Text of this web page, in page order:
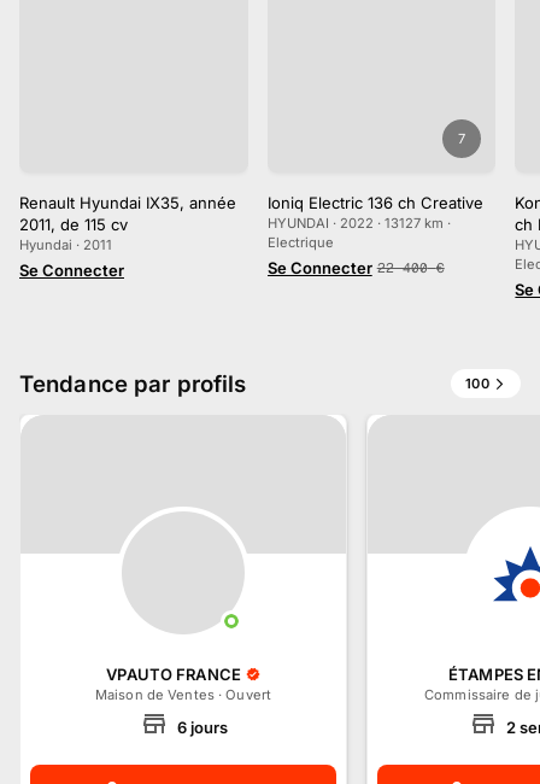
Renault Hyundai IX35, année
2011, de 115 cv
Hyundai · 2011
Se Connecter
7
Ioniq Electric 136 ch Creative
HYUNDAI · 2022 · 13127 km ·
Electrique
Se Connecter 22 400 €
ch
Se
Tendance par profils 100
VPAUTO FRANCE
Maison de Ventes·Ouvert
6 jours
ÉTAMPES
Commissaire de
2